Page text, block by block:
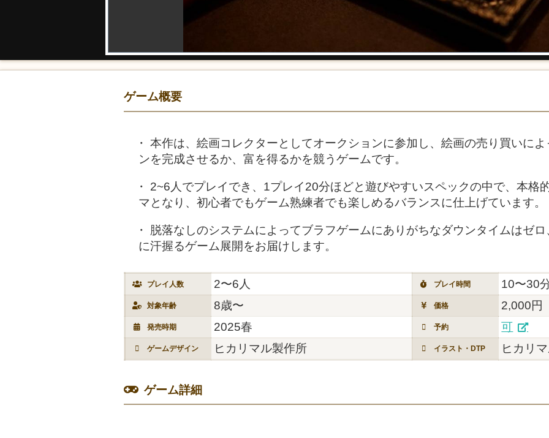
ゲーム概要
本作は、絵画コレクターとしてオークションに参加し、絵画の売り買いに
ンを完成させるか、富を得るかを競うゲームです。
2~6人でプレイでき、1プレイ20分ほどと遊びやすいスペックの中で、本格
マとなり、初心者でもゲーム熟練者でも楽しめるバランスに仕上げています。
脱落なしのシステムによってブラフゲームにありがちなダウンタイムはゼ
に汗握るゲーム展開をお届けします。
プレイ人数 2〜6人 プレイ時間 10〜30
対象年齢 8歳〜 価格 2,000円
発売時期 2025春 予約 可
ゲームデザイン ヒカリマル製作所 イラスト・DTP ヒカリ
ゲーム詳細